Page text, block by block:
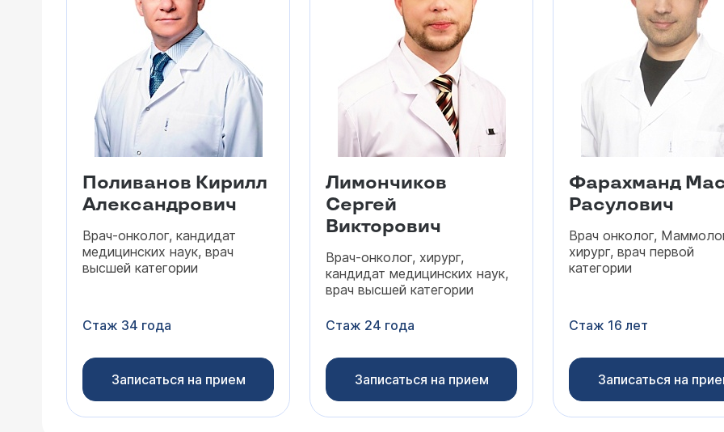
Поливанов Кирилл
Александрович
Врач-онколог, кандидат
медицинских наук, врач
высшей категории
Стаж 34 года
Записаться на прием
Лимончиков
Сергей
Викторович
Врач-онколог, хирург,
кандидат медицинских наук,
врач высшей категории
Стаж 24 года
Записаться на прием
Фарахманд
Расулович
Врач онколог,
хирург, врач первой
категории
Стаж 16 лет
Записаться на